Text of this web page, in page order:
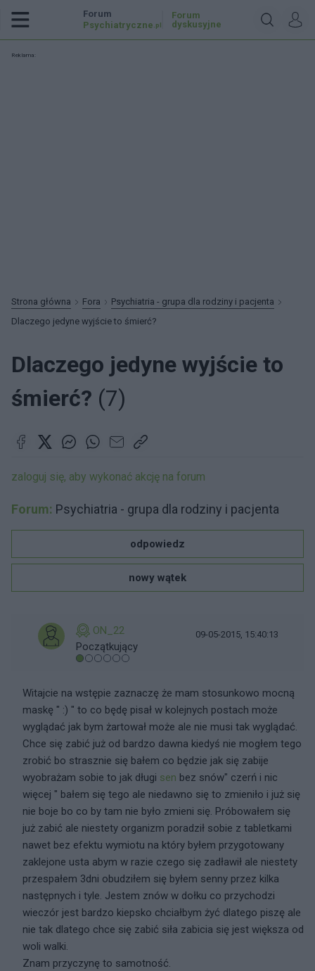
Forum
Psychiatryczne .pl
Forum
dyskusyjne
Reklama:
Strona główna Fora
Psychiatria - grupa dla rodziny i pacjenta
Dlaczego jedyne wyjście to śmierć?
Dlaczego jedyne wyjście to
śmierć? (7)
zaloguj się, aby wykonać akcję na forum
Forum: Psychiatria - grupa dla rodziny i pacjenta
odpowiedz
nowy wątek
ON_22
Początkujący
09-05-2015, 15:40:13
Witajcie na wstępie zaznaczę że mam stosunkowo mocną
maskę " :) " to co będę pisał w kolejnych postach może
wyglądać jak bym żartował może ale nie musi tak wyglądać.
Chce się zabić już od bardzo dawna kiedyś nie mogłem tego
zrobić bo strasznie się bałem co będzie jak się zabije
wyobrażam sobie to jak długi sen bez snów" czerń i nic
więcej " bałem się tego ale niedawno się to zmieniło i już się
nie boje bo co by tam nie było zmieni się. Próbowałem się
już zabić ale niestety organizm poradził sobie z tabletkami
nawet bez efektu wymiotu na który byłem przygotowany
zaklejone usta abym w razie czego się zadławił ale niestety
przespałem 3dni obudziłem się byłem senny przez kilka
następnych i tyle. Jestem znów w dołku co przychodzi
wieczór jest bardzo kiepsko chciałbym żyć dlatego piszę ale
nie tak dlatego chce się zabić siła zabicia się jest większa od
woli walki.
Znam przyczynę to samotność.